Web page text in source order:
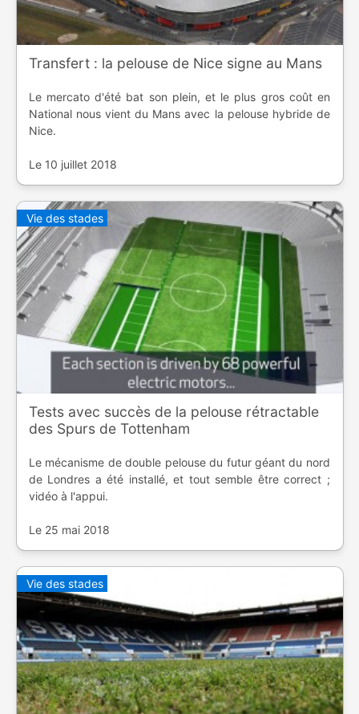
Transfert : la pelouse de Nice signe au Mans
Le mercato d'été bat son plein, et le plus gros coût en
National nous vient du Mans avec la pelouse hybride de
Nice.
Le 10 juillet 2018
Vie des stades
Tests avec succès de la pelouse rétractable
des Spurs de Tottenham
Le mécanisme de double pelouse du futur géant du nord
de Londres a été installé, et tout semble être correct ;
vidéo à l'appui.
Le 25 mai 2018
Vie des stades